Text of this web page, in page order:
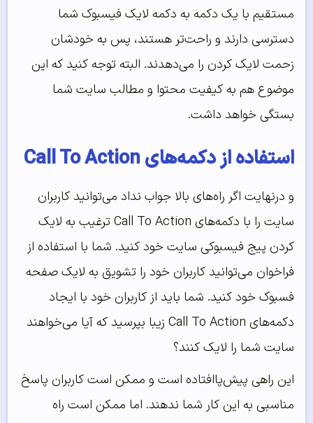
مستقیم با یک دکمه به دکمه لایک فیسبوک شما
دسترسی دارند و راحت‌تر هستند، پس به خودشان
زحمت لایک کردن را می‌دهدند. البته توجه کنید که این
موضوع هم به کیفیت محتوا و مطالب سایت شما
بستگی خواهد داشت.
استفاده از دکمه‌‌‌‌‌های Call To Action
و درنهایت اگر راه‌های بالا جواب نداد می‌توانید کاربران
سایت را با دکمه‌های Call To Action ترغیب به لایک
کردن پیج فیسبوکی سایت خود کنید. شما با استفاده از
فراخوان می‌توانید کاربران خود را تشویق به لایک صفحه
فسبوک خود کنید. شما باید از کاربران خود با ایجاد
دکمه‌های Call To Action زیبا بپرسید که آیا می‌خواهند
سایت شما را لایک کنند؟
این راهی پیش‌پاافتاده است و ممکن است کاربران پاسخ
مناسبی به این کار شما ندهند. اما ممکن است راه